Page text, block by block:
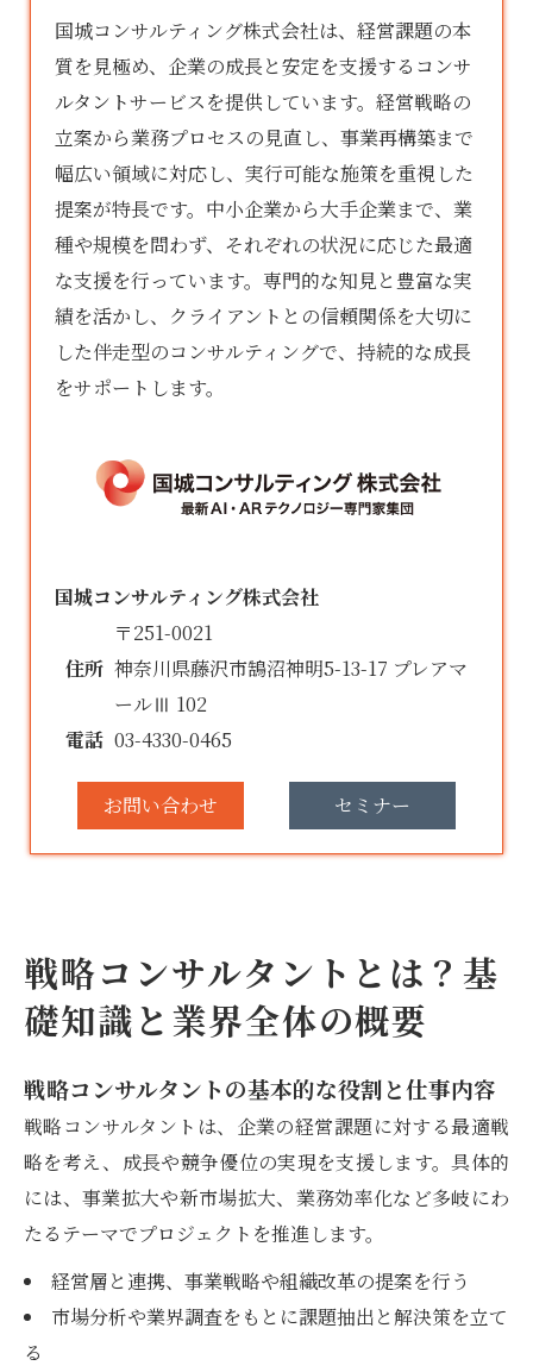
国城コンサルティング株式会社は、経営課題の本
質を見極め、企業の成長と安定を支援する コンサ
ルタントサービスを提供しています。経営戦略の
立案から業務プロセスの見直し、事業再構築まで
幅広い領域に対応し、実行可能な施策を重視した
提案が特長です。中小企業から大手企業まで、業
種や規模を問わず、それぞれの状況に応じた最適
な支援を行っています。専門的な知見と豊富な実
績を活かし、クライアントとの信頼関係を大切に
した伴走型のコンサルティングで、持続的な成長
をサポートします。
国城コンサルティング株式会社
住所
〒251-0021
神奈川県藤沢市鵠沼神明5-13-17 プレアマ
ールⅢ 102
電話 03-4330-0465
お問い合わせ セミナー
戦略コンサルタントとは？基
礎知識と業界全体の概要
戦略コンサルタントの基本的な役割と仕事内容
戦略コンサルタントは、企業の経営課題に対する最適戦
略を考え、成長や競争優位の実現を支援します。具体的
には、事業拡大や新市場拡大、業務効率化など多岐にわ
たるテーマでプロジェクトを推進します。
経営層と連携、事業戦略や組織改革の提案を行う
市場分析や業界調査をもとに課題抽出と解決策を立て
る